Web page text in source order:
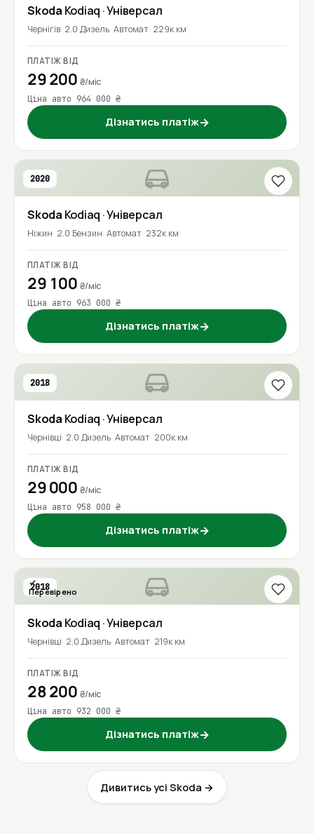
Skoda Kodiaq · Універсал
Чернігів 2.0 Дизель Автомат 229к км
ПЛАТІЖ ВІД
29 200 ₴/міс
Ціна авто 964 000 ₴
Дізнатись платіж→
2020
Skoda Kodiaq · Універсал
Ніжин 2.0 Бензин Автомат 232к км
ПЛАТІЖ ВІД
29 100 ₴/міс
Ціна авто 963 000 ₴
Дізнатись платіж→
2018
Skoda Kodiaq · Універсал
Чернівці 2.0 Дизель Автомат 200к км
ПЛАТІЖ ВІД
29 000 ₴/міс
Ціна авто 958 000 ₴
Дізнатись платіж→
2018
Перевірено
Skoda Kodiaq · Універсал
Чернівці 2.0 Дизель Автомат 219к км
ПЛАТІЖ ВІД
28 200 ₴/міс
Ціна авто 932 000 ₴
Дізнатись платіж→
Дивитись усі Skoda →